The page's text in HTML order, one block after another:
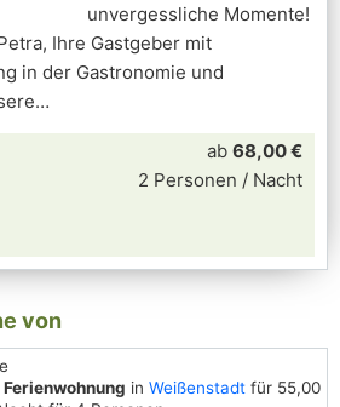
unvergessliche Momente!
Ihre Gastgeber mit
in der Gastronomie und
ab 68,00 €
2 Personen / Nacht
von
Ferienwohnung in Weißenstadt für 55,00